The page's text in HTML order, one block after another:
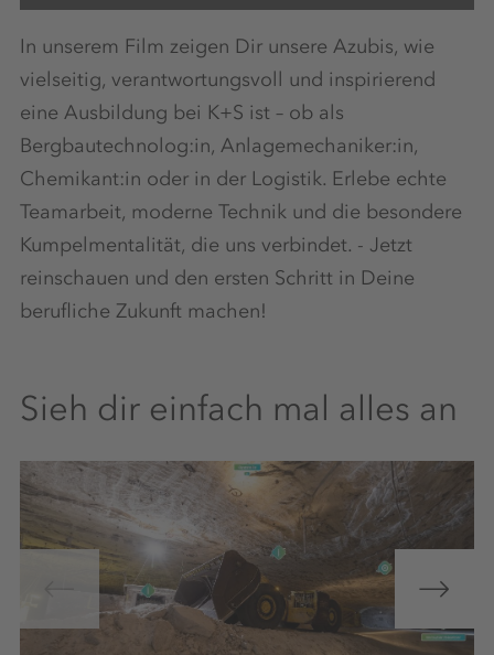
In unserem Film zeigen Dir unsere Azubis, wie
vielseitig, verantwortungsvoll und inspirierend
eine Ausbildung bei K+S ist – ob als
Bergbautechnolog:in, Anlagemechaniker:in,
Chemikant:in oder in der Logistik. Erlebe echte
Teamarbeit, moderne Technik und die besondere
Kumpelmentalität, die uns verbindet. - Jetzt
reinschauen und den ersten Schritt in Deine
berufliche Zukunft machen!
Sieh dir einfach mal alles an